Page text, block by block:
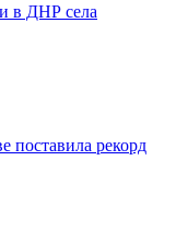
в ДНР села
поставила рекорд